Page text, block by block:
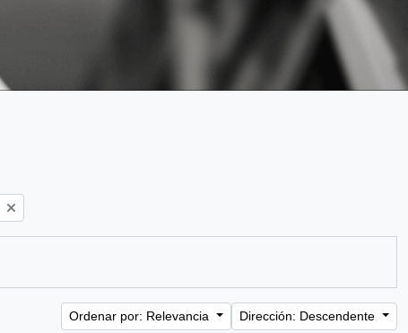
Ordenar por: Relevancia Dirección: Descendente